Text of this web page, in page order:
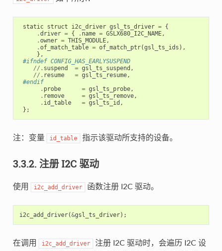
static struct i2c_driver gsl_ts_driver = {
.driver = { . name = GSLX680_I2C_NAME,
.owner = THIS_MODULE,
.of_match_table = of_match_ptr(gsl_ts_ids ),
},
#ifndef CONFIG_HAS_EARLYSUSPEND
//. suspend = gsl_ts_suspend ,
//. resume = gsl_ts_resume,
#endif
. probe = gsl_ts_probe,
. remove = gsl_ts_remove,
. id_table = gsl_ts_id ,
};
注：变量 id_table 指示该驱动所支持的设备。
3.3.2. 注册 I2C 驱动
使用 i2c_add_driver 函数注册 I2C 驱动。
i2c_add_driver(&gsl_ts_driver);
在调用 i2c_add_driver
注册 I2C 驱动时，会遍历 I2C 设